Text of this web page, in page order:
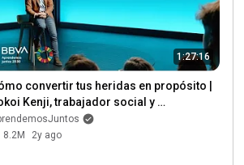
1:27:16
convertir tus heridas en propósito |
Kenji, trabajador social y
8.2M
2y ago